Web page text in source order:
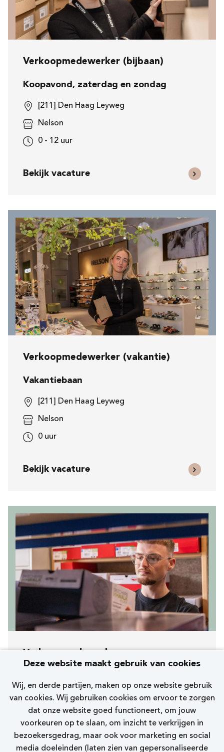
Deze website maakt gebruik van cookies
Wij, en derde partijen, maken op onze website gebruik
van cookies. Wij gebruiken cookies om ervoor te zorgen
dat onze website goed functioneert, om jouw
voorkeuren op te slaan, om inzicht te verkrijgen in
bezoekersgedrag, maar ook voor marketing en social
media doeleinden (laten zien van gepersonaliseerde
Verkoopmedewerker (bijbaan)
Koopavond, zaterdag en zondag
[211] Den Haag Leyweg
Nelson
0 - 12 uur
Bekijk vacature
Verkoopmedewerker (vakantie)
Vakantiebaan
[211] Den Haag Leyweg
Nelson
0 uur
Bekijk vacature
Verkoopmedewerker
Skechers
15 - 24 uur
Bekijk vacature